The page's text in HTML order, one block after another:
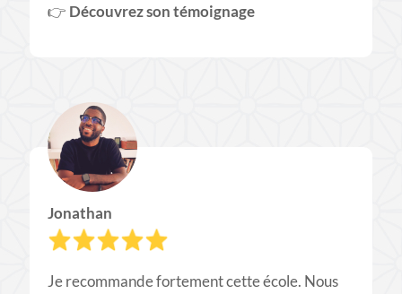
👉​ Découvrez son témoignage
Jonathan
Je recommande fortement cette école. Nous